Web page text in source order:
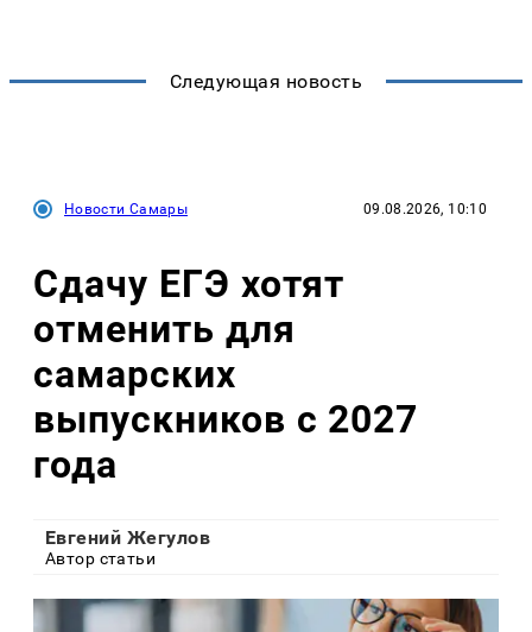
Следующая новость
Новости Самары 09.08.2026, 10:10
Сдачу ЕГЭ хотят
отменить для
самарских
выпускников с 2027
года
Евгений Жегулов
Автор статьи